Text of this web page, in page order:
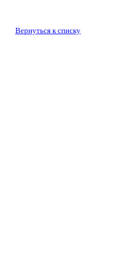
Вернуться к списку